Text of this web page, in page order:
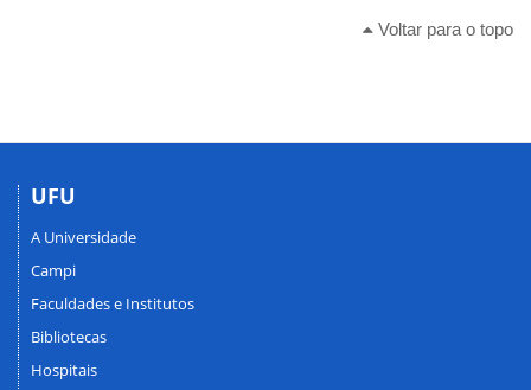
Voltar para o topo
UFU
A Universidade
Campi
Faculdades e Institutos
Bibliotecas
Hospitais